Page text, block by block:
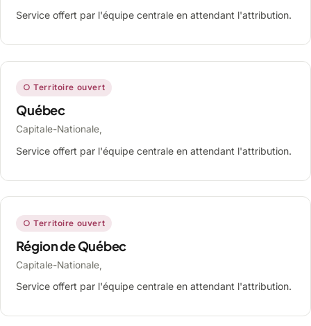
Service offert par l'équipe centrale en attendant l'attribution.
○ Territoire ouvert
Québec
Capitale-Nationale,
Service offert par l'équipe centrale en attendant l'attribution.
○ Territoire ouvert
Région de Québec
Capitale-Nationale,
Service offert par l'équipe centrale en attendant l'attribution.